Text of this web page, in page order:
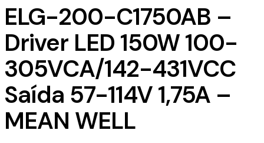
WELL
quantidade
ELG-200-C1750AB –
Driver LED 150W 100-
305VCA/142-431VCC
Saída 57-114V 1,75A –
MEAN WELL